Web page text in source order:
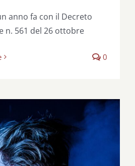
anno fa con il Decreto
n. 561 del 26 ottobre
0